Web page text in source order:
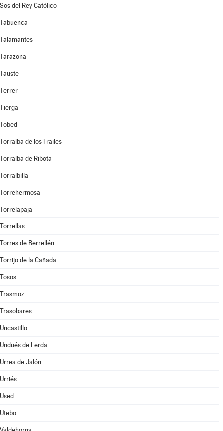
Sos del Rey Católico
Tabuenca
Talamantes
Tarazona
Tauste
Terrer
Tierga
Tobed
Torralba de los Frailes
Torralba de Ribota
Torralbilla
Torrehermosa
Torrelapaja
Torrellas
Torres de Berrellén
Torrijo de la Cañada
Tosos
Trasmoz
Trasobares
Uncastillo
Undués de Lerda
Urrea de Jalón
Urriés
Used
Utebo